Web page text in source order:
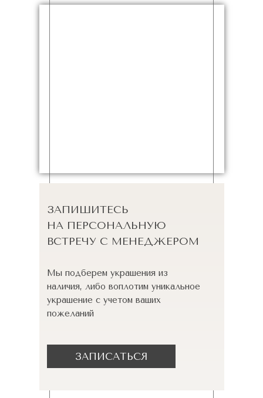
ЗАПИШИТЕСЬ
НА ПЕРСОНАЛЬНУЮ
ВСТРЕЧУ С МЕНЕДЖЕРОМ
Мы подберем украшения из
наличия, либо воплотим уникальное
украшение с учетом ваших
пожеланий
ЗАПИСАТЬСЯ